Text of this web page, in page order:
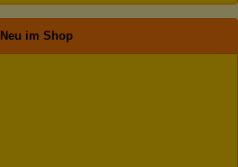
Neu im Shop